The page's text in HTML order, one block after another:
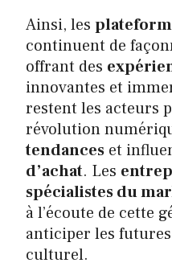
Ainsi, les
continuent de
offrant des
innovantes et
restent les acteurs
révolution
tendances et
d’achat. Les
spécialistes du
à l’écoute de cette
anticiper les
culturel.